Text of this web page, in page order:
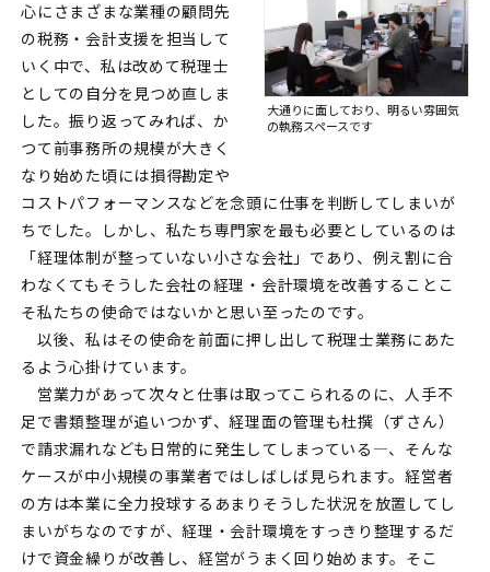
大通りに面しており、明るい雰囲気
の執務スペースです
心にさまざまな業種の顧問先
の税務・会計支援を担当して
いく中で、私は改めて税理士
としての自分を見つめ直しま
した。振り返ってみれば、か
つて前事務所の規模が大きく
なり始めた頃には損得勘定や
コストパフォーマンスなどを念頭に仕事を判断してしまいが
ちでした。しかし、私たち専門家を最も必要としているのは
「経理体制が整っていない小さな会社」であり、例え割に合
わなくてもそうした会社の経理・会計環境を改善することこ
そ私たちの使命ではないかと思い至ったのです。
以後、私はその使命を前面に押し出して税理士業務にあた
るよう心掛けています。
営業力があって次々と仕事は取ってこられるのに、人手不
足で書類整理が追いつかず、経理面の管理も杜撰（ずさん）
で請求漏れなども日常的に発生してしまっている―、そんな
ケースが中小規模の事業者ではしばしば見られます。経営者
の方は本業に全力投球するあまりそうした状況を放置してし
まいがちなのですが、経理・会計環境をすっきり整理するだ
けで資金繰りが改善し、経営がうまく回り始めます。そこ